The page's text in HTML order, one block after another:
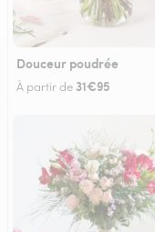
Douceur poudrée
À partir de 31€95